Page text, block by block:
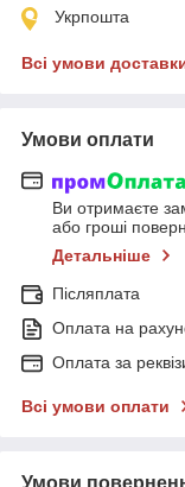
Укрпошта
Всі умови
Умови оплати
Ви отримаєте
або гроші
Детальніше
Післяплата
Оплата на
Оплата за
Всі умови оплати